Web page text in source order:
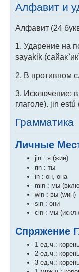
Алфавит и
Алфавит (24
1. Ударение на
sayakik
2. В противном
3. Исключение:
глаголе). jin
Грамматика
Личные
jin : я (жин)
rin : ты
in : он, она
min : мы
win : вы (wин)
sin : они
cin : мы
Спряжение
1 ед.ч.:
2 ед.ч.:
3 ед.ч.: